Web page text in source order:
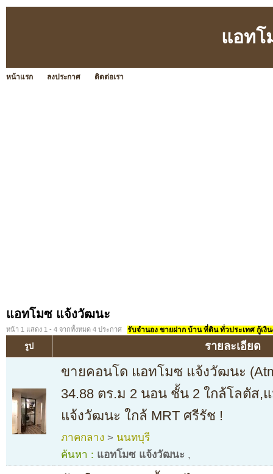
แอทโ
หน้าแรก ลงประกาศ ติดต่อเรา
แอทโมซ แจ้งวัฒนะ
หน้า 1 แสดง 1 - 4 จากทั้งหมด 4 ประกาศ รับจำนอง ขายฝาก บ้าน ที่ดิน ทั่วประเทศ กู้เงิ
รูป รายละเอียด
ขายคอนโด แอทโมซ แจ้งวัฒนะ
34.88 ตร.ม 2 นอน ชั้น 2 ใกล้โลตัส,
แจ้งวัฒนะ ใกล้ MRT ศรีรัช !
ภาคกลาง > นนทบุรี
ค้นหา : แอทโมซ แจ้งวัฒนะ ,